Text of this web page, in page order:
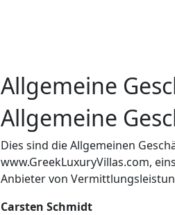
Allgemeine
Allgemeine
Dies sind die Allgemeinen
www.GreekLuxuryVillas.com,
Anbieter von
Carsten Schmidt